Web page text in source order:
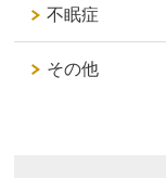
不眠症
その他